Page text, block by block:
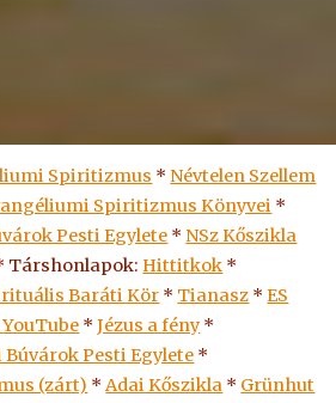
Spiritizmus * Névtelen Szellem
Spiritizmus Könyvei *
Pesti Egylete * NSz Kőszikla
Társhonlapok:Hittitkok *
Baráti Kör * Tianasz *ES
YouTube *Jézus a fény *
Búvárok Pesti Egylete *
(zárt) *Adai Kőszikla * Grünhut